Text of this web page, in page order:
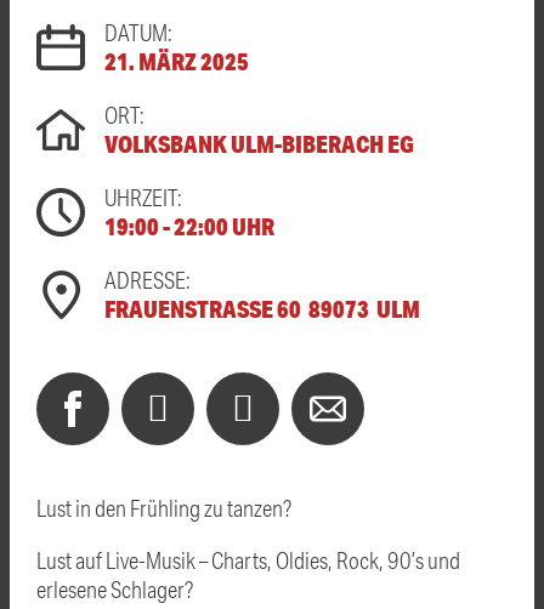
DATUM:
21. MÄRZ 2025
ORT:
VOLKSBANK ULM-BIBERACH EG
UHRZEIT:
19:00 - 22:00 UHR
ADRESSE:
FRAUENSTRASSE 60 89073 ULM
Lust in den Frühling zu tanzen?
Lust auf Live-Musik – Charts, Oldies, Rock, 90’s und
erlesene Schlager?